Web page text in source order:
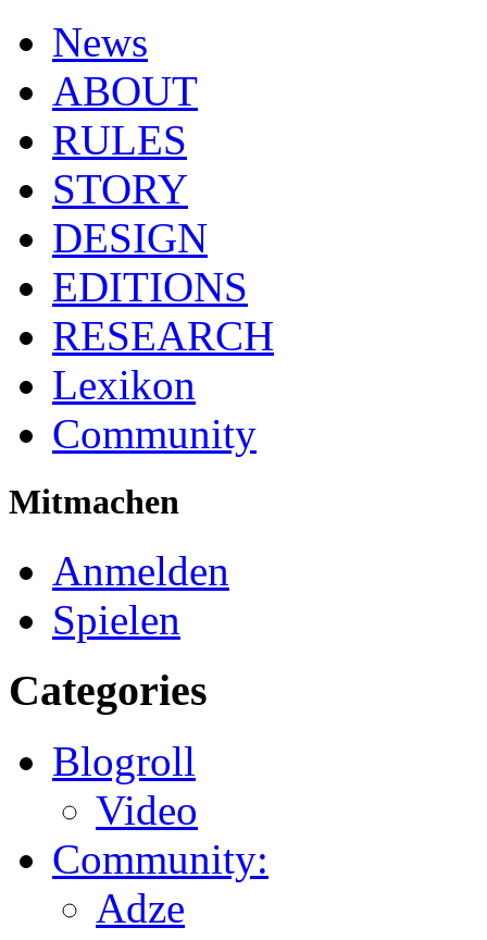
News
ABOUT
RULES
STORY
DESIGN
EDITIONS
RESEARCH
Lexikon
Community
Mitmachen
Anmelden
Spielen
Categories
Blogroll
Video
Community:
Adze